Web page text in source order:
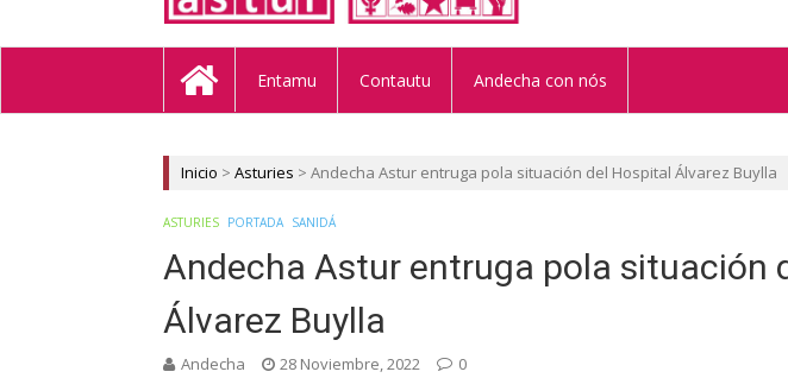
ANDECHA ASTUR
Entamu Contautu Andecha con nós
Inicio > Asturies > Andecha Astur entruga pola situación del Hospital Álvarez Buylla
ASTURIES PORTADA SANIDÁ
Andecha Astur entruga pola situación
Álvarez Buylla
Andecha 28 Noviembre, 2022 0